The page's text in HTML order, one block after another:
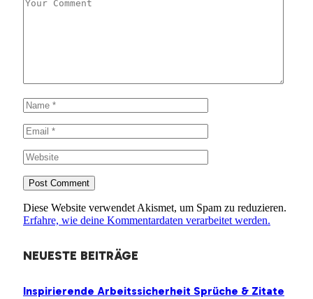
Diese Website verwendet Akismet, um Spam zu reduzieren.
Erfahre, wie deine Kommentardaten verarbeitet werden.
NEUESTE BEITRÄGE
Inspirierende Arbeitssicherheit Sprüche & Zitate